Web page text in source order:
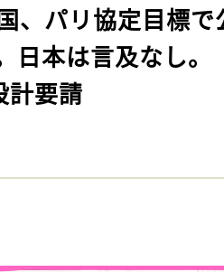
、パリ協定目標で
日本は言及なし。
計要請